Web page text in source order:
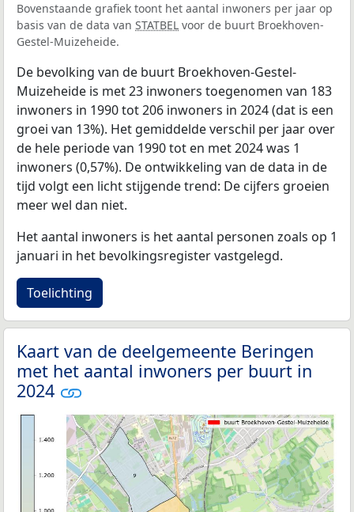
Bovenstaande grafiek toont het aantal inwoners per jaar op
basis van de data van STATBEL voor de buurt Broekhoven-
Gestel-Muizeheide.
De bevolking van de buurt Broekhoven-Gestel-
Muizeheide is met 23 inwoners toegenomen van 183
inwoners in 1990 tot 206 inwoners in 2024 (dat is een
groei van 13%). Het gemiddelde verschil per jaar over
de hele periode van 1990 tot en met 2024 was 1
inwoners (0,57%). De ontwikkeling van de data in de
tijd volgt een licht stijgende trend: De cijfers groeien
meer wel dan niet.
Het aantal inwoners is het aantal personen zoals op 1
januari in het bevolkingsregister vastgelegd.
Toelichting
Kaart van de deelgemeente Beringen
met het aantal inwoners per buurt in
2024